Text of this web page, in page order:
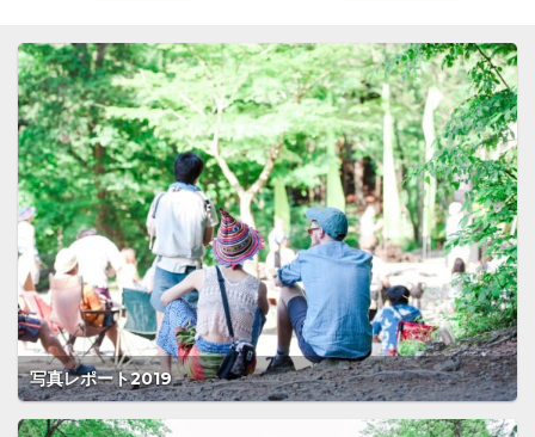
写真レポート2019